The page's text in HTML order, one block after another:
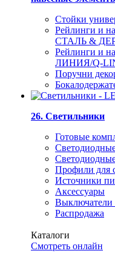
Стойки
Рейлинги и
СТАЛЬ &
Рейлинги и
ЛИНИЯ/Q-
Поручни
26. Светильники
Готовые
Профили для
Источники
Аксессуары
Выключатели
Распродажа
Каталоги
Смотреть онлайн